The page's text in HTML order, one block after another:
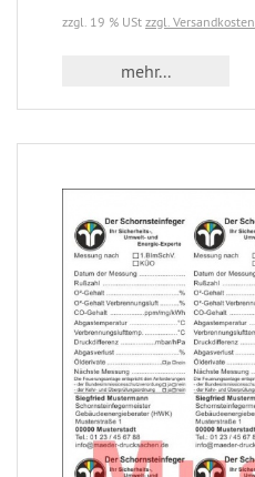
zzgl. 19 % USt zzgl. Versandkosten
mehr...